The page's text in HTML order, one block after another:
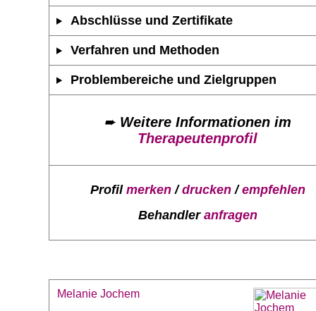
Abschlüsse und Zertifikate
Verfahren und Methoden
Problembereiche und Zielgruppen
➨ Weitere Informationen im
Therapeutenprofil
Profil merken/drucken/empfehlen
Behandler anfragen
Melanie Jochem